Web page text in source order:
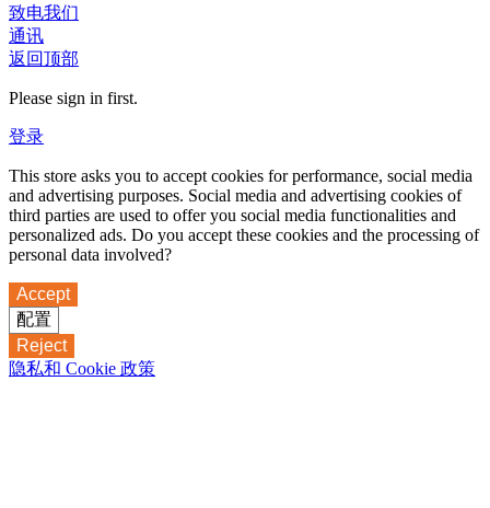
致电我们
通讯
返回顶部
Please sign in first.
登录
This store asks you to accept cookies for performance, social media
and advertising purposes. Social media and advertising cookies of
third parties are used to offer you social media functionalities and
personalized ads. Do you accept these cookies and the processing of
personal data involved?
Accept
配置
Reject
隐私和 Cookie 政策